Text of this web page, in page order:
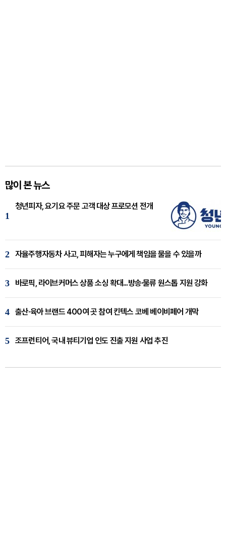
많이 본 뉴스
1
청년피자, 요기요 주문 고객 대상 프로모션 전개
2 자율주행자동차 사고, 피해자는 누구에게 책임을 물을 수 있을까
3 바로픽, 라이브커머스 상품 소싱 확대...방송·물류 원스톱 지원 강화
4 출산·육아 브랜드 400여 곳 참여 킨텍스 코베 베이비페어 개막
5 조프런티어, 국내 뷰티기업 인도 진출 지원 사업 추진